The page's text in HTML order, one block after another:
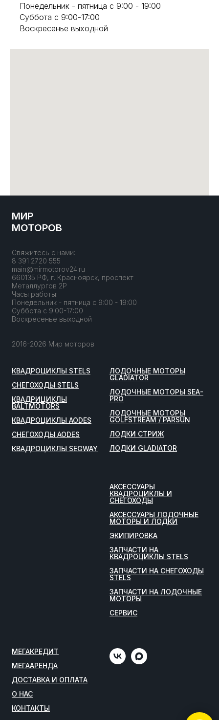
Понедельник - пятница с 9:00 - 19:00
Суббота с 9:00-17:00
Воскресенье выходной
МИР
МОТОРОВ
Свяжитесь с нами:
8 391 2720 555
main@mirmotorov24.ru
660135 РФ, г. Красноярск, проспект
Металлургов 2Р
Часы работы:
Понедельник - пятница с 9:00 - 19:00
Суббота с 9:00-17:00
Воскресенье выходной
2016-2026 Мир моторов
КВАДРОЦИКЛЫ STELS
СНЕГОХОДЫ STELS
КВАДРИЦИКЛЫ
BALTMOTORS
КВАДРОЦИКЛЫ AODES
СНЕГОХОДЫ AODES
КВАДРОЦИКЛЫ SEGWAY
ЛОДОЧНЫЕ МОТОРЫ
GLADIATOR
ЛОДОЧНЫЕ МОТОРЫ SEA-
PRO
ЛОДОЧНЫЕ МОТОРЫ
GOLFSTREAM / PARSUN
ЛОДКИ СТРИЖ
ЛОДКИ GLADIATOR
АКСЕССУАРЫ
КВАДРОЦИКЛЫ И
СНЕГОХОДЫ
АКСЕССУАРЫ ЛОДОЧНЫЕ
МОТОРЫ И ЛОДКИ
ЭКИПИРОВКА
ЗАПЧАСТИ НА
КВАДРОЦИКЛЫ STELS
ЗАПЧАСТИ НА СНЕГОХОДЫ
STELS
ЗАПЧАСТИ НА ЛОДОЧНЫЕ
МОТОРЫ
СЕРВИС
МЕГАКРЕДИТ
МЕГААРЕНДА
ДОСТАВКА И ОПЛАТА
О НАС
КОНТАКТЫ